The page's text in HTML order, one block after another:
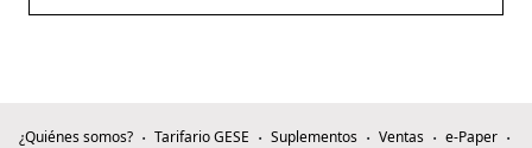
¿Quiénes somos? Tarifario GESE Suplementos Ventas
e-Paper